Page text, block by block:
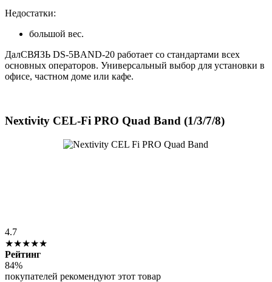
Недостатки:
большой вес.
ДалСВЯЗЬ DS-5BAND-20 работает со стандартами всех
основных операторов. Универсальный выбор для установки в
офисе, частном доме или кафе.
Nextivity CEL-Fi PRO Quad Band (1/3/7/8)
4.7
★★★★★
Рейтинг
84%
покупателей рекомендуют этот товар